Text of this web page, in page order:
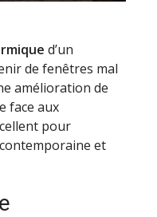
d’un
de fenêtres mal
amélioration de
face aux
pour
et